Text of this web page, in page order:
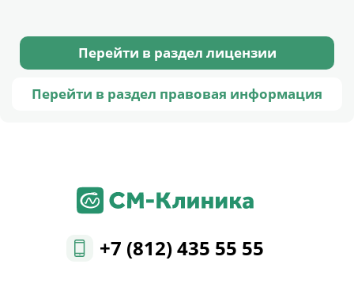
Перейти в раздел лицензии
Перейти в раздел правовая информация
+7 (812) 435 55 55